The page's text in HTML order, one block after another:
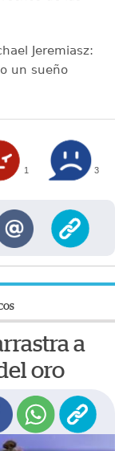
Jeremiasz:
un sueño
1 3
a
oro